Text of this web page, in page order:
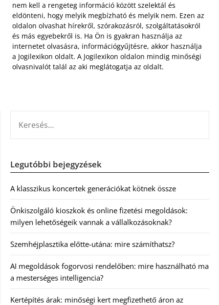
nem kell a rengeteg információ között szelektál és
eldönteni, hogy melyik megbízható és melyik nem. Ezen az
oldalon olvashat hírekről, szórakozásról, szolgáltatásokról
és más egyebekről is. Ha Ön is gyakran használja az
internetet olvasásra, információgyűjtésre, akkor használja
a Jogilexikon oldalt. A Jogilexikon oldalon mindig minőségi
olvasnivalót talál az aki meglátogatja az oldalt.
Legutóbbi bejegyzések
A klasszikus koncertek generációkat kötnek össze
Önkiszolgáló kioszkok és online fizetési megoldások:
milyen lehetőségeik vannak a vállalkozásoknak?
Szemhéjplasztika előtte-utána: mire számíthatsz?
AI megoldások fogorvosi rendelőben: mire használható ma
a mesterséges intelligencia?
Kertépítés árak: minőségi kert megfizethető áron az